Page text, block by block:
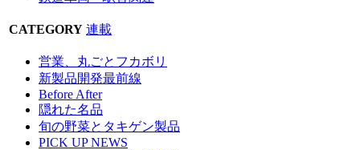
CATEGORY 連載
営業、丸ごとフカボリ
新製品開発最前線
Before After
隠れた名品
旬の野菜とタキゲン製品
PICK UP NEWS